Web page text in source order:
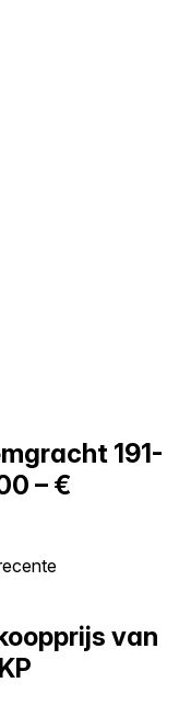
191-
– €
van